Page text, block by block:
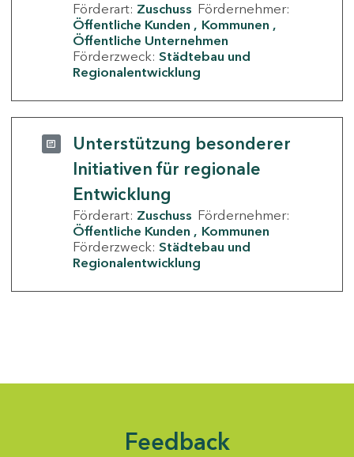
Förderart: Zuschuss Fördernehmer:
Öffentliche Kunden
Kommunen
Öffentliche Unternehmen
Förderzweck: Städtebau und
Regionalentwicklung
Unterstützung besonderer
Initiativen für regionale
Entwicklung
Förderart: Zuschuss Fördernehmer:
Öffentliche Kunden
Kommunen
Förderzweck: Städtebau und
Regionalentwicklung
Feedback